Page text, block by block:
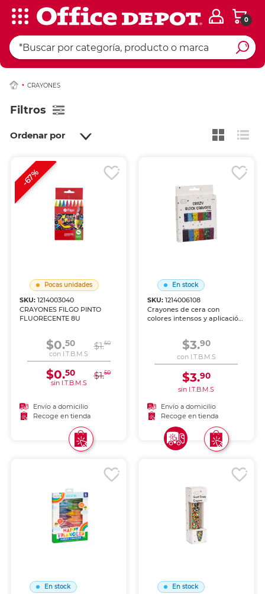
0
CRAYONES
Filtros
Ordenar por
Pocas unidades
SKU:1214003040
CRAYONES FILGO PINTO
FLUORECENTE 8U
$0.50 $1.50
con I.T.B.M.S
$0.50 $1.50
sin I.T.B.M.S
Envío a domicilio
Recoge en tienda
-67%
En stock
SKU: 1214006108
Crayones de cera con
colores intensos y aplicación
perfectos para los más
pequeños.
$3.90
con I.T.B.M.S
$3.90
sin I.T.B.M.S
Envío a domicilio
Recoge en tienda
En stock En stock